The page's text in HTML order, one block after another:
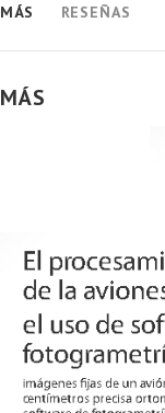
MÁS RESEÑAS
MÁS